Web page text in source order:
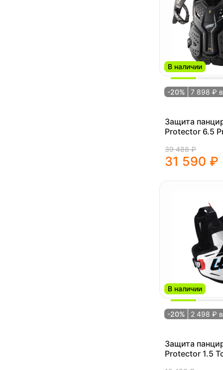
В наличии
-20% 7 898 ₽
Защита
Protector 6.5
39 488 ₽
31 590 ₽
В наличии
-20% 2 498 ₽
Защита
Protector 1.5